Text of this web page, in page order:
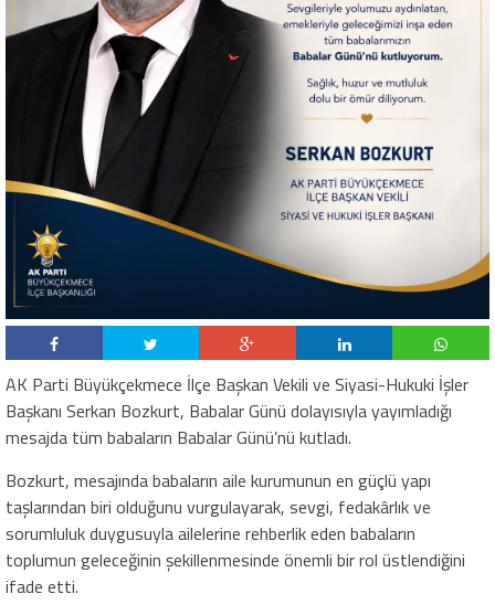
AK Parti Büyükçekmece İlçe Başkan Vekili ve Siyasi-Hukuki İşler
Başkanı Serkan Bozkurt, Babalar Günü dolayısıyla yayımladığı
mesajda tüm babaların Babalar Günü’nü kutladı.
Bozkurt, mesajında babaların aile kurumunun en güçlü yapı
taşlarından biri olduğunu vurgulayarak, sevgi, fedakârlık ve
sorumluluk duygusuyla ailelerine rehberlik eden babaların
toplumun geleceğinin şekillenmesinde önemli bir rol üstlendiğini
ifade etti.